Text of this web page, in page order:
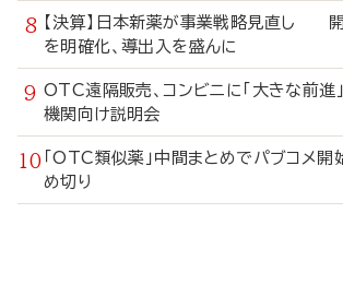
【決算】日本新薬が事業戦略見直し
を明確化、導出入を盛んに
OTC遠隔販売、コンビニに「大きな前
機関向け説明会
「OTC類似薬」中間まとめでパブコ
め切り